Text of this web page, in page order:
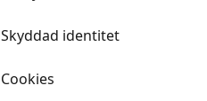
Skyddad identitet
Cookies